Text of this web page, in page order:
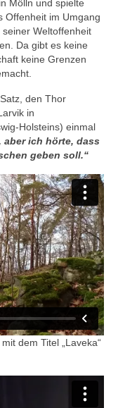
Mölln und spielte
Offenheit im Umgang
Weltoffenheit
Da gibt es keine
keine Grenzen
den Thor
in
Holsteins) einmal
aber ich hörte, dass
geben soll.“
dem Titel „Laveka“